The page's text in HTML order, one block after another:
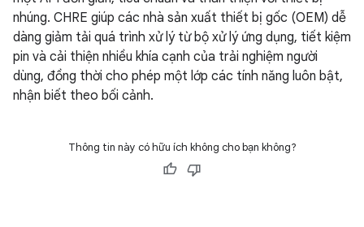
nhúng. CHRE giúp các nhà sản xuất thiết bị gốc (OEM) dễ
dàng giảm tải quá trình xử lý từ bộ xử lý ứng dụng, tiết kiệm
pin và cải thiện nhiều khía cạnh của trải nghiệm người
dùng, đồng thời cho phép một lớp các tính năng luôn bật,
nhận biết theo bối cảnh.
Thông tin này có hữu ích không cho bạn không?